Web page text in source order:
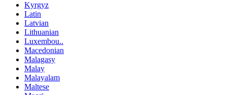
Kyrgyz
Latin
Latvian
Lithuanian
Luxembou..
Macedonian
Malagasy
Malay
Malayalam
Maltese